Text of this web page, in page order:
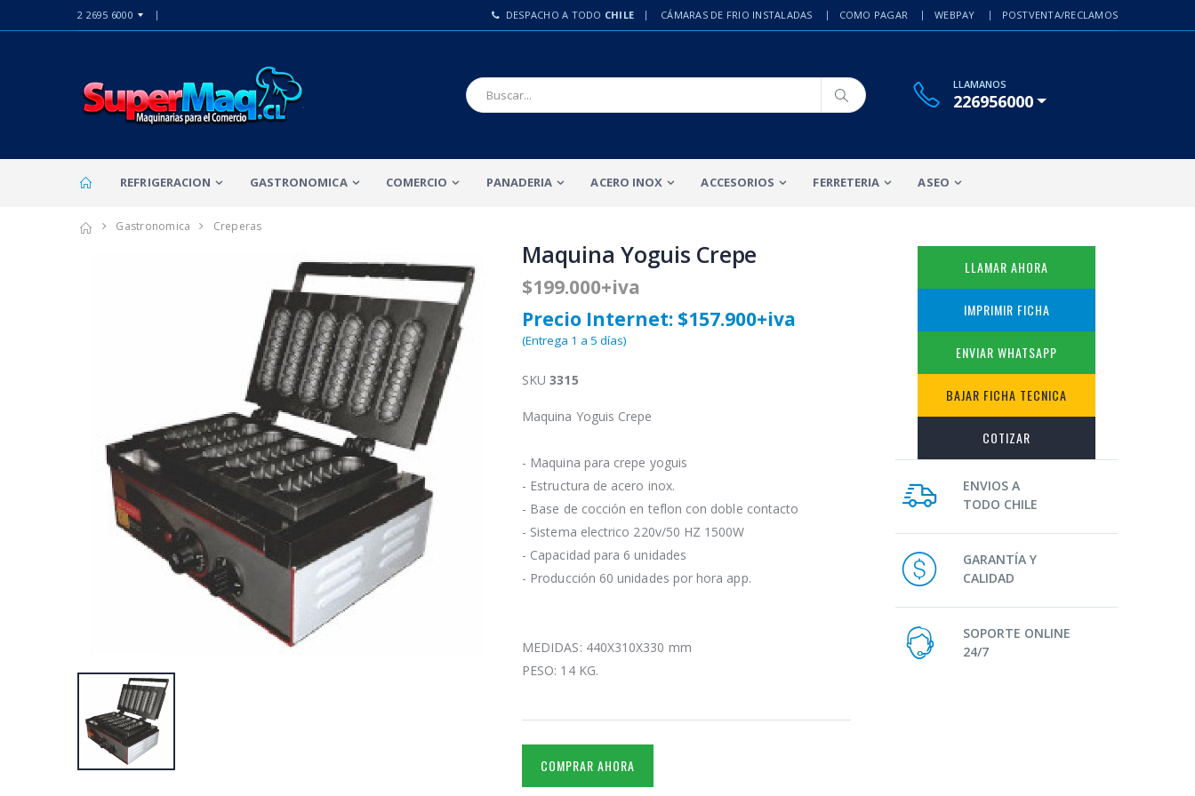
2 2695 6000 DESPACHO A TODO CHILE CÁMARAS DE FRIO INSTALADAS COMO PAGAR WEBPAY POSTVENTA/RECLAMOS
LLAMANOS
226956000
REFRIGERACION GASTRONOMICA COMERCIO PANADERIA ACERO INOX ACCESORIOS FERRETERIA ASEO
Gastronomica Creperas
Maquina Yoguis Crepe
$199.000+iva
Precio Internet: $157.900+iva
(Entrega 1 a 5 días)
SKU3315
Maquina Yoguis Crepe
- Maquina para crepe yoguis
- Estructura de acero inox.
- Base de cocción en teflon con doble contacto
- Sistema electrico 220v/50 HZ 1500W
- Capacidad para 6 unidades
- Producción 60 unidades por hora app.
MEDIDAS: 440X310X330 mm
PESO: 14 KG.
COMPRAR AHORA
LLAMAR AHORA
IMPRIMIR FICHA
ENVIAR WHATSAPP
BAJAR FICHA TECNICA
COTIZAR
ENVIOS A
TODO CHILE
GARANTÍA Y
CALIDAD
SOPORTE ONLINE
24/7